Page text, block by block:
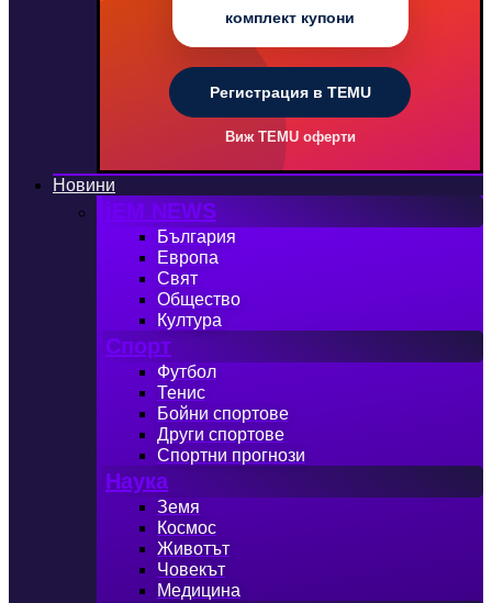
комплект купони
Регистрация в TEMU
Виж TEMU оферти
Новини
iEM NEWS
България
Европа
Свят
Общество
Култура
Спорт
Футбол
Тенис
Бойни спортове
Други спортове
Спортни прогнози
Наука
Земя
Космос
Животът
Човекът
Медицина